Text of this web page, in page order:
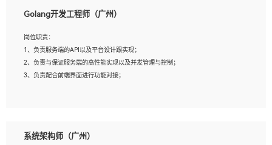
2、熟悉PostgreSQL、redis、MongoDB、ElasticSearch等开源数据库运维管理，拥
3、熟悉Oracle、MySQL、SQLServer中一种或多种优先。
4、熟悉Hadoop、HBASE、Spark等大数据平台优先。
5、熟悉linux或任意一种unix操作系统，如有较强操作系统侧工作经验者优先。
6、具备丰富的项目实施经验，较强的自我学习能力。
Golang开发工程师（广州）
岗位职责：
1、负责服务端的API以及平台设计跟实现；
2、负责与保证服务端的高性能实现以及并发管理与控制；
3、负责配合前端界面进行功能对接；
2、1年以上Golang开发工作经验，能独立完成相应项目开发；
系统架构师（广州）